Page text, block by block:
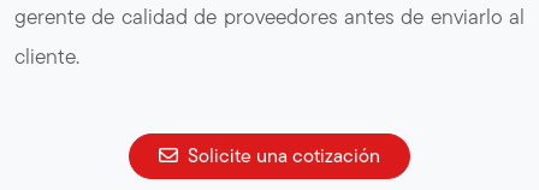
gerente de calidad de proveedores antes de enviarlo al
cliente.
Solicite una cotización